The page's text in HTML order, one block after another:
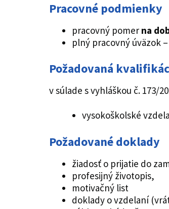
Pracovné podmienky
pracovný pomer na
plný pracovný úväzok –
Požadovaná
v súlade s vyhláškou č. 173/
vysokoškolské
Požadované doklady
žiadosť o prijatie do
profesijný životopis,
motivačný list
doklady o vzdelaní